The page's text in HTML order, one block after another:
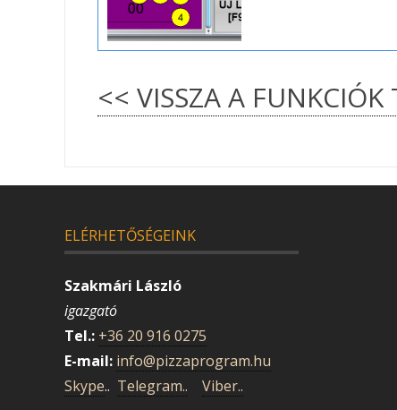
<< VISSZA A FUNKCIÓK
ELÉRHETŐSÉGEINK
Szakmári László
igazgató
Tel.: +36 20 916 0275
E-mail: info@pizzaprogram.hu
Skype.. Telegram.. Viber..